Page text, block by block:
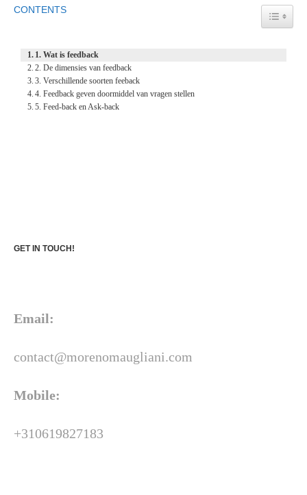
CONTENTS
1. Wat is feedback
2. De dimensies van feedback
3. Verschillende soorten feeback
4. Feedback geven doormiddel van vragen stellen
5. Feed-back en Ask-back
GET IN TOUCH!
Email:
contact@morenomaugliani.com
Mobile:
+310619827183